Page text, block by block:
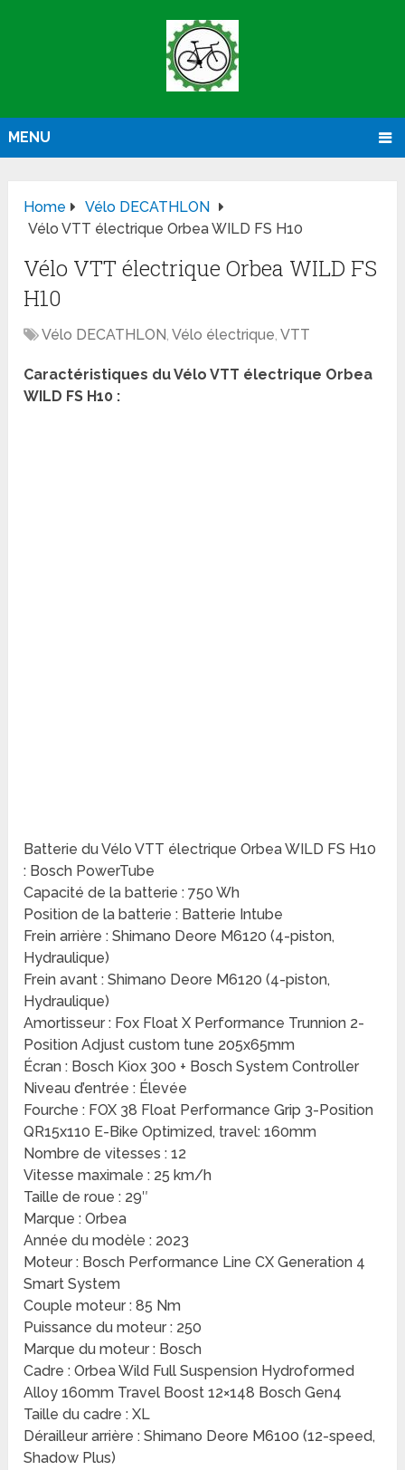
MENU
Home
Vélo DECATHLON
Vélo VTT électrique Orbea WILD FS H10
Vélo VTT électrique Orbea WILD FS
H10
Vélo DECATHLON,Vélo électrique,VTT
Caractéristiques du Vélo VTT électrique Orbea
WILD FS H10 :
Batterie du Vélo VTT électrique Orbea WILD FS H10
: Bosch PowerTube
Capacité de la batterie : 750 Wh
Position de la batterie : Batterie Intube
Frein arrière : Shimano Deore M6120 (4-piston,
Hydraulique)
Frein avant : Shimano Deore M6120 (4-piston,
Hydraulique)
Amortisseur : Fox Float X Performance Trunnion 2-
Position Adjust custom tune 205x65mm
Écran : Bosch Kiox 300 + Bosch System Controller
Niveau d’entrée : Élevée
Fourche : FOX 38 Float Performance Grip 3-Position
QR15x110 E-Bike Optimized, travel: 160mm
Nombre de vitesses : 12
Vitesse maximale : 25 km/h
Taille de roue : 29″
Marque : Orbea
Année du modèle : 2023
Moteur : Bosch Performance Line CX Generation 4
Smart System
Couple moteur : 85 Nm
Puissance du moteur : 250
Marque du moteur : Bosch
Cadre : Orbea Wild Full Suspension Hydroformed
Alloy 160mm Travel Boost 12×148 Bosch Gen4
Taille du cadre : XL
Dérailleur arrière : Shimano Deore M6100 (12-speed,
Shadow Plus)